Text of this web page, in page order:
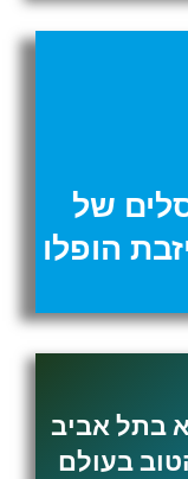
של
הופלו
בתל אביב
בעולם